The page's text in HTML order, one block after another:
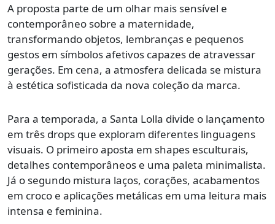
A proposta parte de um olhar mais sensível e
contemporâneo sobre a maternidade,
transformando objetos, lembranças e pequenos
gestos em símbolos afetivos capazes de atravessar
gerações. Em cena, a atmosfera delicada se mistura
à estética sofisticada da nova coleção da marca.
Para a temporada, a Santa Lolla divide o lançamento
em três drops que exploram diferentes linguagens
visuais. O primeiro aposta em shapes esculturais,
detalhes contemporâneos e uma paleta minimalista.
Já o segundo mistura laços, corações, acabamentos
em croco e aplicações metálicas em uma leitura mais
intensa e feminina.